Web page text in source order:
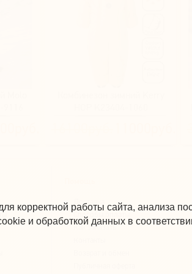
Доставка
Способы оплаты
Как заказать
корректной работы сайта, анализа
и обработкой данных в